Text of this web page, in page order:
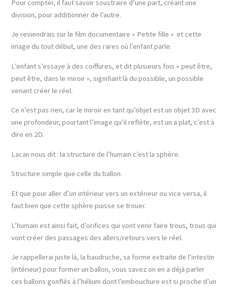
Pour compter, il faut savoir soustraire d’une part, créant une
division, pour additionner de l’autre.
Je reviendrais sur le film documentaire « Petite fille » et cette
image du tout début, une des rares où l’enfant parle.
L’enfant s’essaye à des coiffures, et dit plusieurs fois « peut être,
peut être, dans le miroir », signifiant là du possible, un possible
venant créer le réel.
Ce n’est pas rien, car le miroir en tant qu’objet est un objet 3D avec
une profondeur, pourtant l’image qu’il reflète, est un a plat, c’est à
dire en 2D.
Lacan nous dit : la structure de l’humain c’est la sphère.
Structure simple que celle du ballon.
Et que pour aller d’un intérieur vers un extérieur ou vice versa, il
faut bien que cette sphère puisse se trouer.
L’humain est ainsi fait, d’orifices qui vont venir faire trous, trous qui
vont créer des passages des allers/retours vers le réel.
Je rappellerai juste là, la baudruche, sa forme extraite de l’intestin
(intérieur) pour former un ballon, vous savez on en a déjà parler
ces ballons gonflés à l’hélium dont l’embouchure est si proche d’un